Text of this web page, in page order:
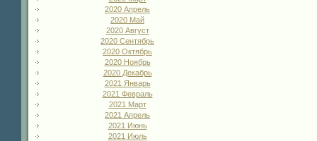
2020 Апрель
2020 Май
2020 Август
2020 Сентябрь
2020 Октябрь
2020 Ноябрь
2020 Декабрь
2021 Январь
2021 Февраль
2021 Март
2021 Апрель
2021 Июнь
2021 Июль